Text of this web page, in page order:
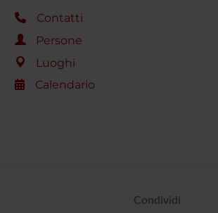
Contatti
Persone
Luoghi
Calendario
Condividi